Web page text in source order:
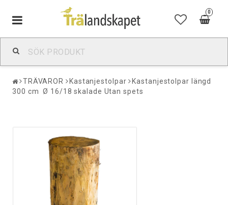
0
Toggle
navigation
TRÄVAROR Kastanjestolpar
Kastanjestolpar längd
300 cm Ø 16/18 skalade Utan spets